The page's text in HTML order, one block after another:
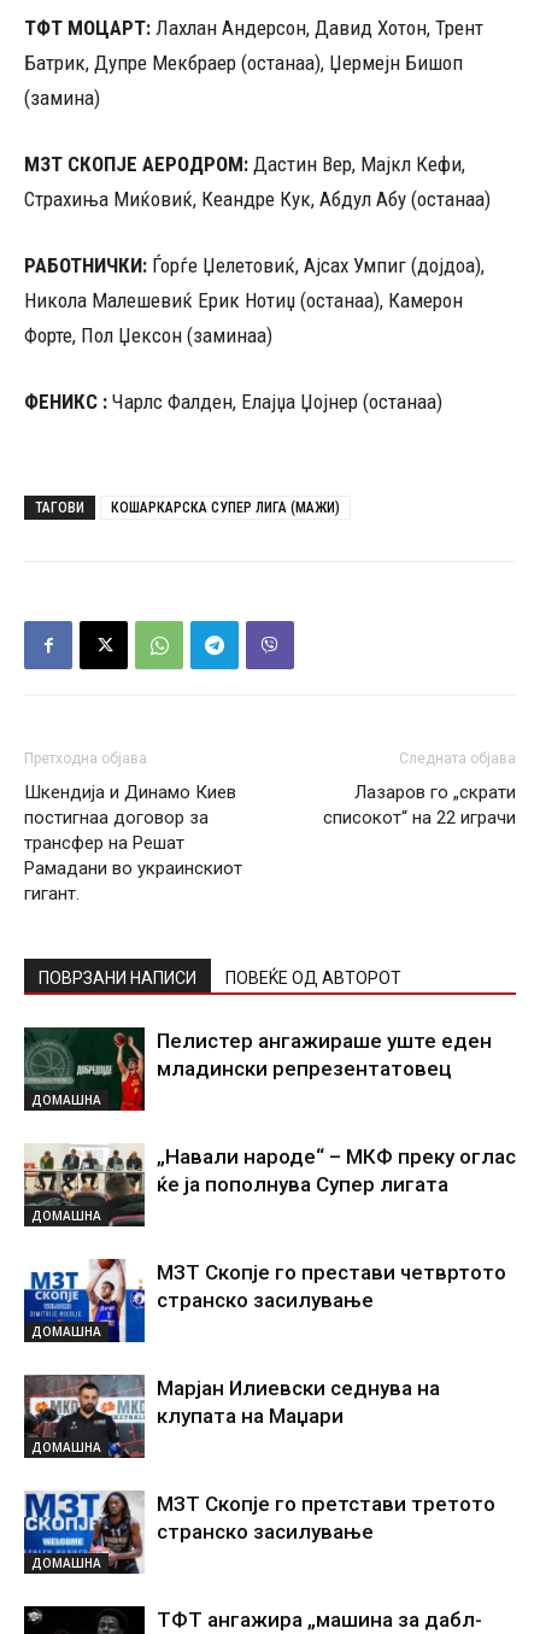
ТФТ МОЦАРТ: Лахлан Андерсон, Давид Хотон, Трент
Батрик, Дупре Мекбраер (останаа), Џермејн Бишоп
(замина)
МЗТ СКОПЈЕ АЕРОДРОМ: Дастин Вер, Мајкл Кефи,
Страхиња Миќовиќ, Кеандре Кук, Абдул Абу (останаа)
РАБОТНИЧКИ: Ѓорѓе Џелетовиќ, Ајсах Умпиг (дојдоа),
Никола Малешевиќ Ерик Нотиџ (останаа), Камерон
Форте, Пол Џексон (заминаа)
ФЕНИКС : Чарлс Фалден, Елајџа Џојнер (останаа)
ТАГОВИ КОШАРКАРСКА СУПЕР ЛИГА (МАЖИ)
Претходна објава
Шкендија и Динамо Киев
постигнаа договор за
трансфер на Решат
Рамадани во украинскиот
гигант.
Следната објава
Лазаров го „скрати
списокот“ на 22 играчи
ПОВРЗАНИ НАПИСИ ПОВЕЌЕ ОД АВТОРОТ
ДОМАШНА
Пелистер ангажираше уште еден
младински репрезентатовец
ДОМАШНА
„Навали народе“ – МКФ преку оглас
ќе ја пополнува Супер лигата
ДОМАШНА
МЗТ Скопје го престави четвртото
странско засилување
ДОМАШНА
Марјан Илиевски седнува на
клупата на Маџари
ДОМАШНА
МЗТ Скопје го претстави третото
странско засилување
ТФТ ангажира „машина за дабл-